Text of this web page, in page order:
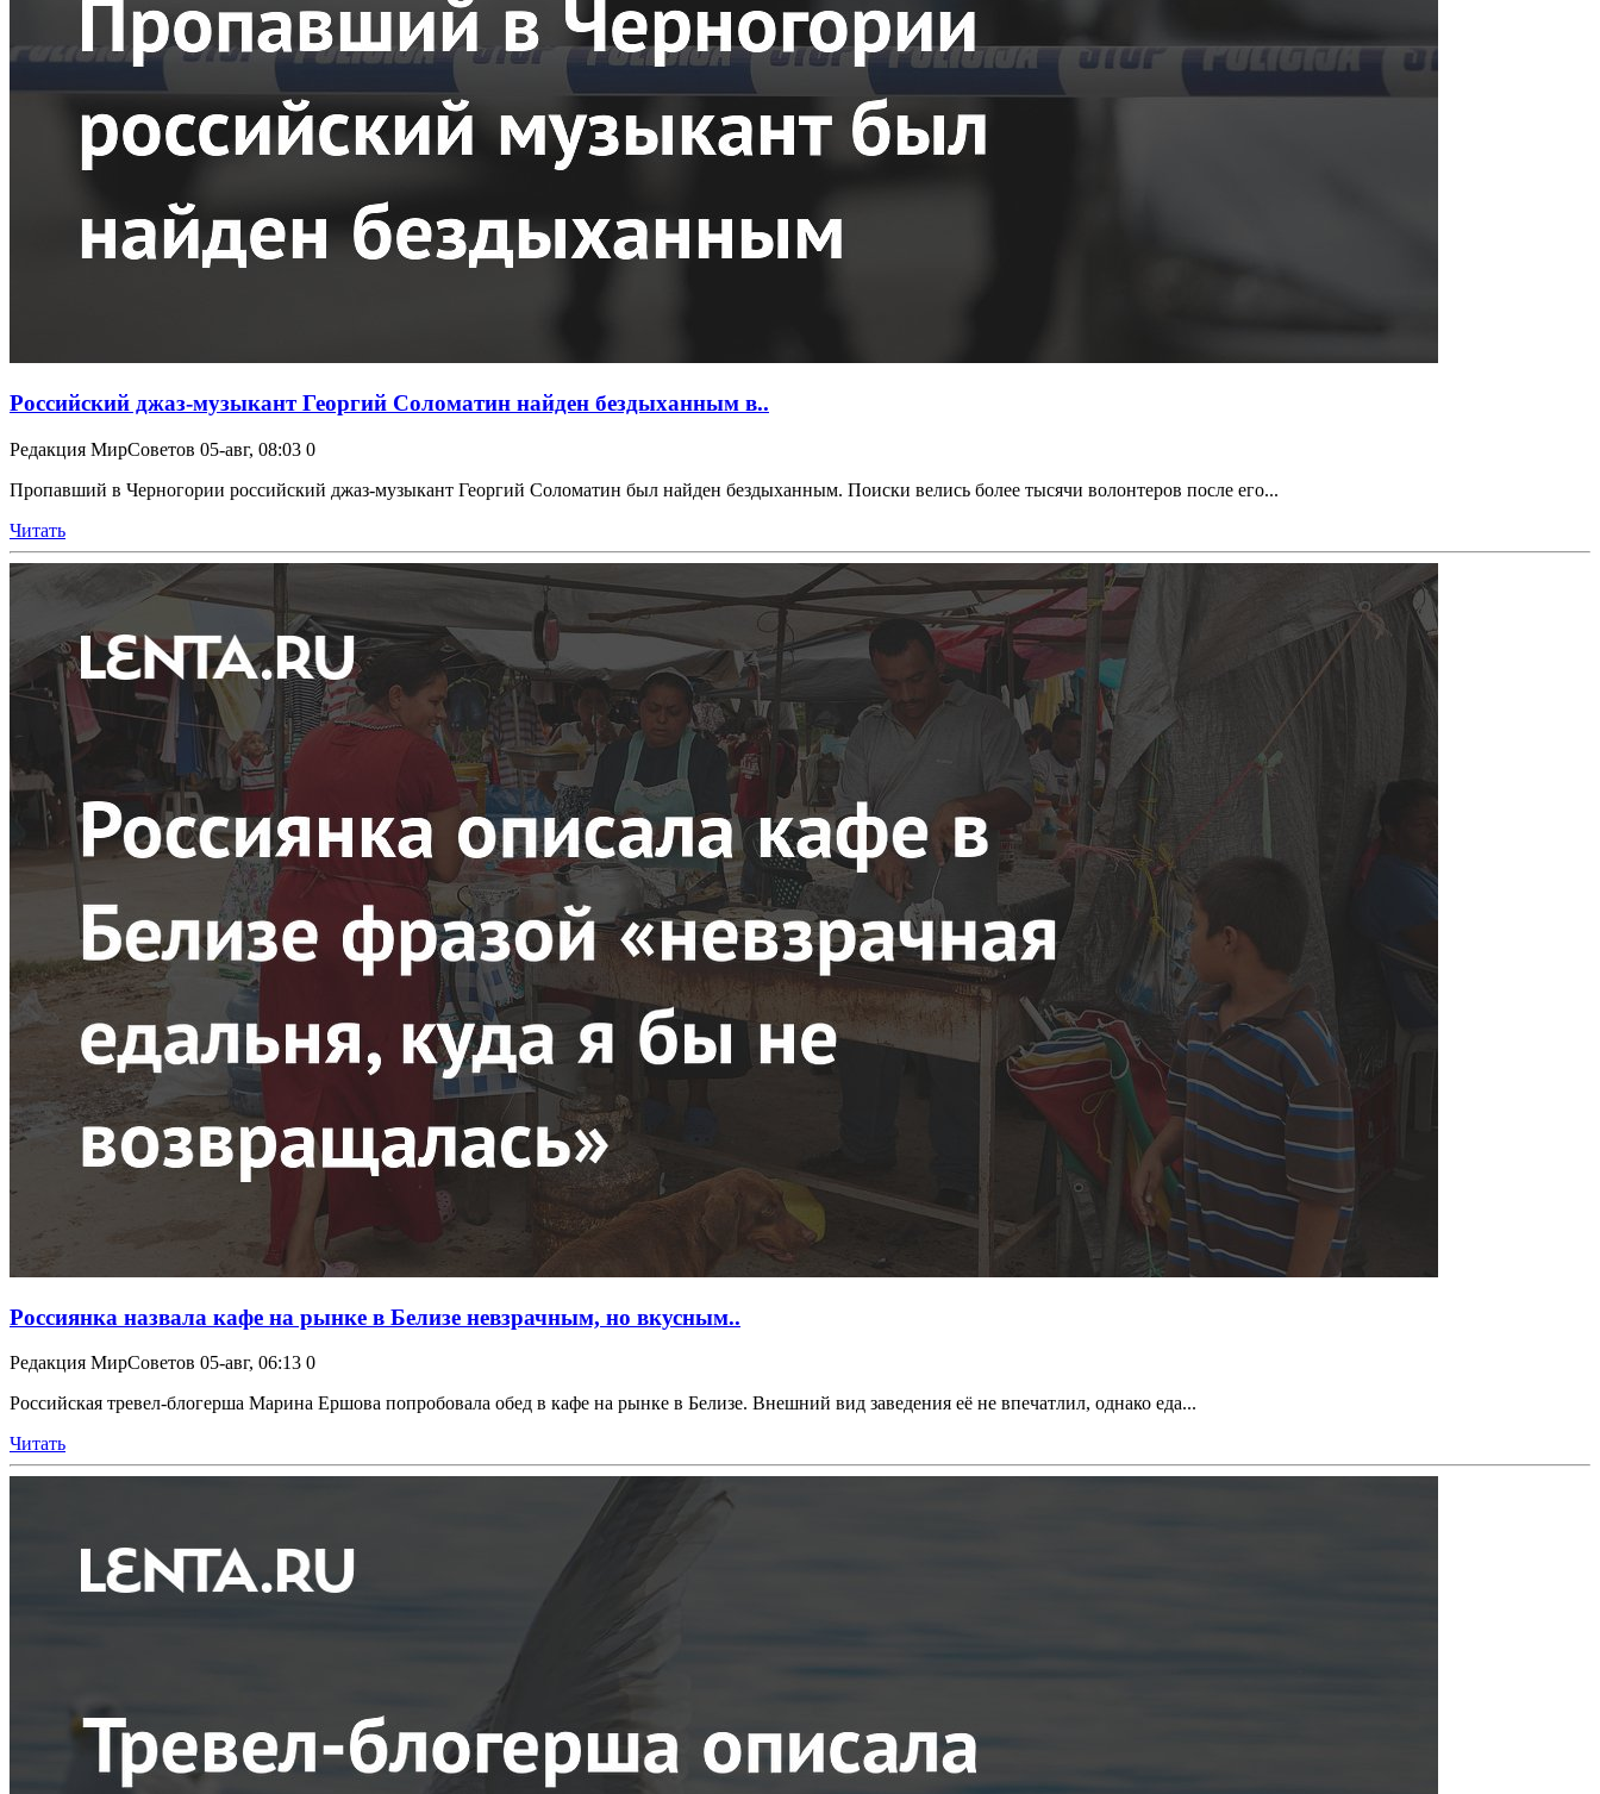
Российский джаз-музыкант Георгий Соломатин найден бездыханным в..
Редакция МирСоветов 05-авг, 08:03 0
Пропавший в Черногории российский джаз-музыкант Георгий Соломатин был найден бездыханным. Поиски велись более тысячи волонтеров после его...
Читать
Россиянка назвала кафе на рынке в Белизе невзрачным, но вкусным..
Редакция МирСоветов 05-авг, 06:13 0
Российская тревел-блогерша Марина Ершова попробовала обед в кафе на рынке в Белизе. Внешний вид заведения её не впечатлил, однако еда...
Читать